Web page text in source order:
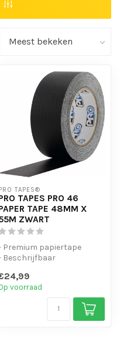
TAPES®
TAPES PRO 46
TAPE 48MM X
ZWART
Premium papiertape
Beschrijfbaar
voorraad